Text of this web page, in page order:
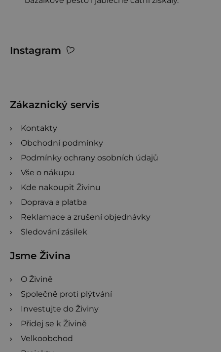
Instagram
Zákaznický servis
Kontakty
Obchodní podmínky
Podmínky ochrany osobních údajů
Vše o nákupu
Kde nakoupit Živinu
Doprava a platba
Reklamace a zrušení objednávky
Sledování zásilek
Jsme Živina
O Živině
Společně proti plýtvání
Investujte do Živiny
Přidej se k Živině
Velkoobchod